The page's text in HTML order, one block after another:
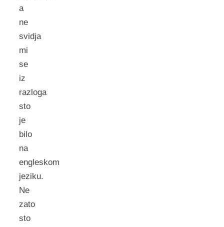
a
ne
svidja
mi
se
iz
razloga
sto
je
bilo
na
engleskom
jeziku.
Ne
zato
sto